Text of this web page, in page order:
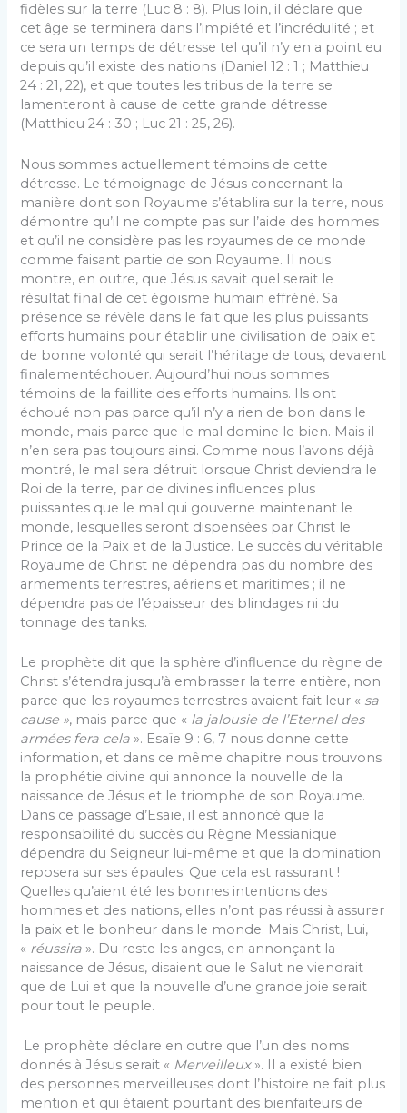
fidèles sur la terre (Luc 8 : 8). Plus loin, il déclare que
cet âge se terminera dans l’impiété et l’incrédulité ; et
ce sera un temps de détresse tel qu’il n’y en a point eu
depuis qu’il existe des nations (Daniel 12 : 1 ; Matthieu
24 : 21, 22), et que toutes les tribus de la terre se
lamenteront à cause de cette grande détresse
(Matthieu 24 : 30 ; Luc 21 : 25, 26).
Nous sommes actuellement témoins de cette
détresse. Le témoignage de Jésus concernant la
manière dont son Royaume s’établira sur la terre, nous
démontre qu’il ne compte pas sur l’aide des hommes
et qu’il ne considère pas les royaumes de ce monde
comme faisant partie de son Royaume. Il nous
montre, en outre, que Jésus savait quel serait le
résultat final de cet égoïsme humain effréné. Sa
présence se révèle dans le fait que les plus puissants
efforts humains pour établir une civilisation de paix et
de bonne volonté qui serait l’héritage de tous, devaient
finalementéchouer. Aujourd’hui nous sommes
témoins de la faillite des efforts humains. Ils ont
échoué non pas parce qu’il n’y a rien de bon dans le
monde, mais parce que le mal domine le bien. Mais il
n’en sera pas toujours ainsi. Comme nous l’avons déjà
montré, le mal sera détruit lorsque Christ deviendra le
Roi de la terre, par de divines influences plus
puissantes que le mal qui gouverne maintenant le
monde, lesquelles seront dispensées par Christ le
Prince de la Paix et de la Justice. Le succès du véritable
Royaume de Christ ne dépendra pas du nombre des
armements terrestres, aériens et maritimes ; il ne
dépendra pas de l’épaisseur des blindages ni du
tonnage des tanks.
Le prophète dit que la sphère d’influence du règne de
Christ s’étendra jusqu’à embrasser la terre entière, non
parce que les royaumes terrestres avaient fait leur « sa
cause », mais parce que « la jalousie de l’Eternel des
armées fera cela ». Esaïe 9 : 6, 7 nous donne cette
information, et dans ce même chapitre nous trouvons
la prophétie divine qui annonce la nouvelle de la
naissance de Jésus et le triomphe de son Royaume.
Dans ce passage d’Esaïe, il est annoncé que la
responsabilité du succès du Règne Messianique
dépendra du Seigneur lui-même et que la domination
reposera sur ses épaules. Que cela est rassurant !
Quelles qu’aient été les bonnes intentions des
hommes et des nations, elles n’ont pas réussi à assurer
la paix et le bonheur dans le monde. Mais Christ, Lui,
« réussira ». Du reste les anges, en annonçant la
naissance de Jésus, disaient que le Salut ne viendrait
que de Lui et que la nouvelle d’une grande joie serait
pour tout le peuple.
Le prophète déclare en outre que l’un des noms
donnés à Jésus serait « Merveilleux». Il a existé bien
des personnes merveilleuses dont l’histoire ne fait plus
mention et qui étaient pourtant des bienfaiteurs de